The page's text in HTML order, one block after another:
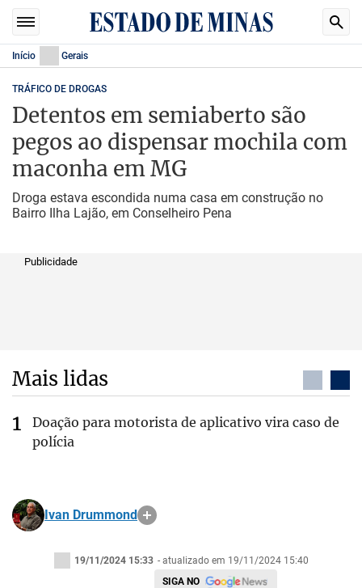
Início Gerais
TRÁFICO DE DROGAS
Detentos em semiaberto são
pegos ao dispensar mochila com
maconha em MG
Droga estava escondida numa casa em construção no
Bairro Ilha Lajão, em Conselheiro Pena
Publicidade
Mais lidas
Doação para motorista de aplicativo vira caso de
polícia
Ivan Drummond
19/11/2024 15:33 - atualizado em 19/11/2024 15:40
SIGA NO